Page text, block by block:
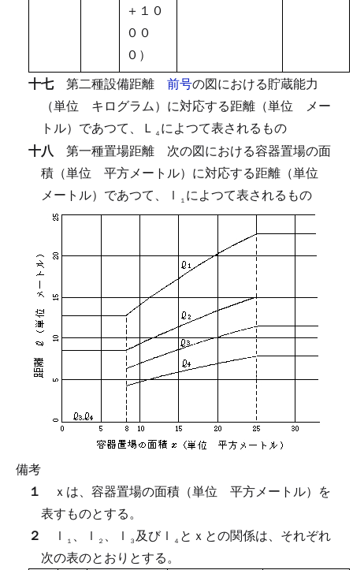
＋１０
００
０）
十七 第二種設備距離 前号の図における貯蔵能力
（単位 キログラム）に対応する距離（単位 メー
トル）であつて、Ｌ ４ によつて表されるもの
十八
第一種置場距離
次の図における容器置場の面
積（単位 平方メートル）に対応する距離（単位
メートル）であつて、ｌ
１ によつて表されるもの
備考
１
ｘは、容器置場の面積（単位 平方メートル）を
表すものとする。
２
ｌ １ 、ｌ ２ 、ｌ ３ 及びｌ ４ とｘとの関係は、それぞれ
次の表のとおりとする。